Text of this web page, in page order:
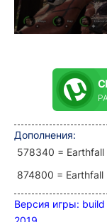
Дополнения:
578340 = Earthfall
874800 = Earthfall
Версия игры: